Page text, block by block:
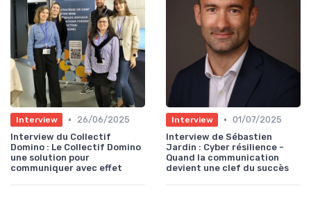
Interview •
26/06/2025
Interview du Collectif
Domino : Le Collectif Domino
une solution pour
communiquer avec effet
Interview • 01/07/2025
Interview de Sébastien
Jardin : Cyber résilience -
Quand la communication
devient une clef du succès